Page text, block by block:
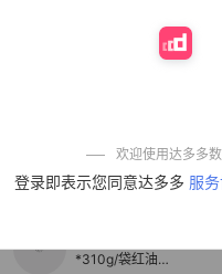
欢迎使用达多多
登录即表示您同意达多多 服
净厨房油烟机去
重油污去油王污
免煮开袋即食劲
艾草抽绳式免撕
垃圾袋大号特厚
*310g/袋红油麻